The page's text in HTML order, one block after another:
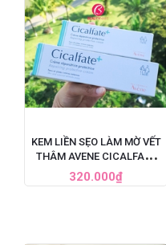
KEM LIỀN SẸO LÀM MỜ VẾT
THÂM AVENE CICALFATE
CỦA PHÁP
320.000₫